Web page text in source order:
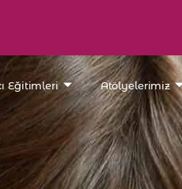
Eğitimleri Atölyelerimiz